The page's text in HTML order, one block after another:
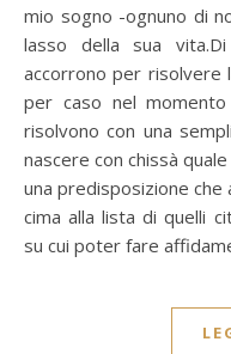
mio sogno -ognuno di
lasso della sua
accorrono per risolvere
per caso nel
risolvono con una
nascere con chissà
una predisposizione
cima alla lista di quelli
su cui poter fare